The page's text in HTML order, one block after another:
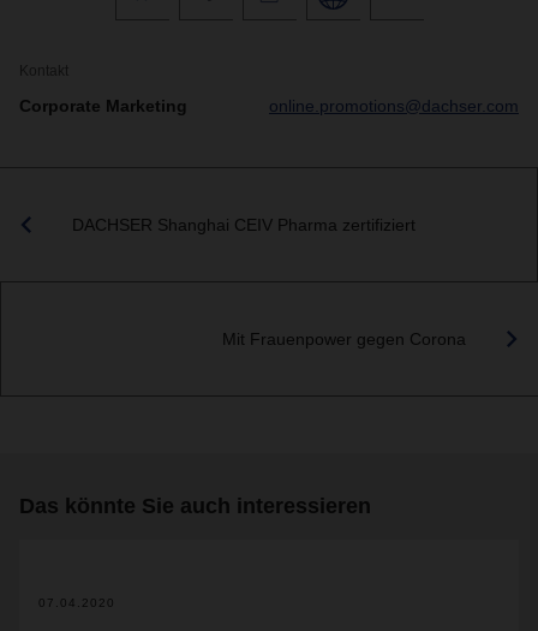
Kontakt
Corporate Marketing online.promotions@dachser.com
DACHSER Shanghai CEIV Pharma zertifiziert
Mit Frauenpower gegen Corona
Das könnte Sie auch interessieren
07.04.2020